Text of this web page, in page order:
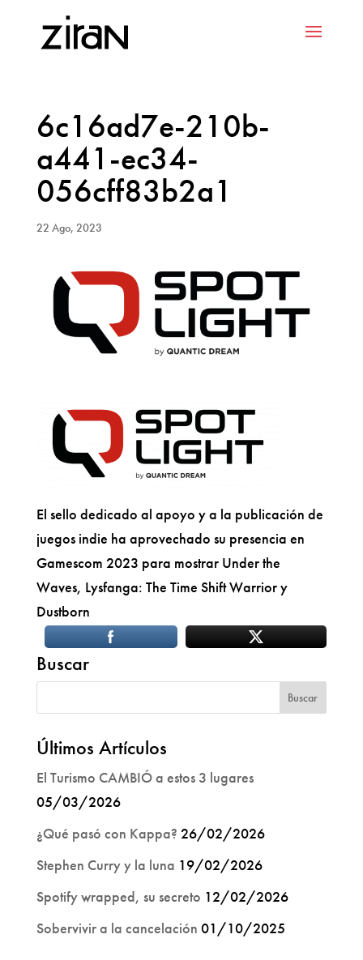
6c16ad7e-210b-
a441-ec34-
056cff83b2a1
22 Ago, 2023
El sello dedicado al apoyo y a la publicación de
juegos indie ha aprovechado su presencia en
Gamescom 2023 para mostrar Under the
Waves, Lysfanga: The Time Shift Warrior y
Dustborn
Buscar
Últimos Artículos
El Turismo CAMBIÓ a estos 3 lugares
05/03/2026
¿Qué pasó con Kappa? 26/02/2026
Stephen Curry y la luna 19/02/2026
Spotify wrapped, su secreto 12/02/2026
Sobervivir a la cancelación 01/10/2025